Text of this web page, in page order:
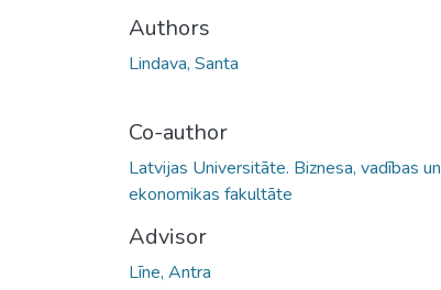
Authors
Lindava, Santa
Co-author
Latvijas Universitāte. Biznesa, vadības un
ekonomikas fakultāte
Advisor
Līne, Antra